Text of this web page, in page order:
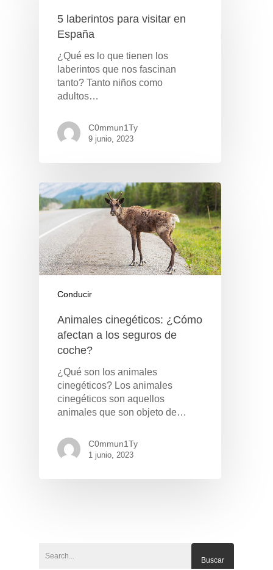
5 laberintos para visitar en
España
¿Qué es lo que tienen los
laberintos que nos fascinan
tanto? Tanto niños como
adultos…
C0mmun1Ty
9 junio, 2023
Conducir
Animales cinegéticos: ¿Cómo
afectan a los seguros de
coche?
¿Qué son los animales
cinegéticos? Los animales
cinegéticos son aquellos
animales que son objeto de…
C0mmun1Ty
1 junio, 2023